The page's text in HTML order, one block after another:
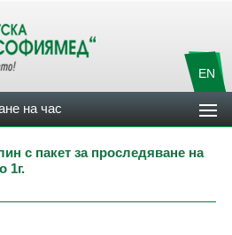
EN
на час
с пакет за проследяване на
1г.